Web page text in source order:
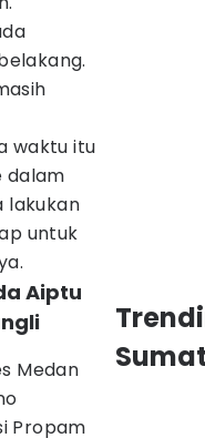
waktu itu
dalam
lakukan
untuk
Aiptu
Medan
Propam